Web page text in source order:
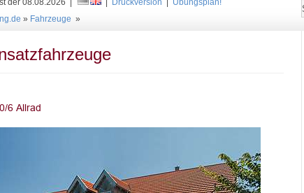
der 08.08.2026 | Druckversion
Übungsplan!
» Fahrzeuge »